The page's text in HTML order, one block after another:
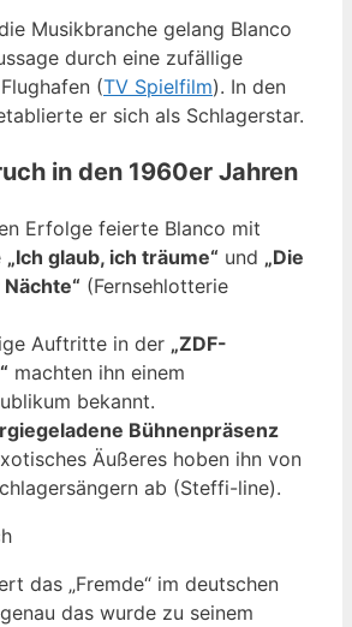
Musikbranche gelang Blanco
durch eine zufällige
(TV Spielfilm). In den
er sich als Schlagerstar.
in den 1960er Jahren
Erfolge feierte Blanco mit
„Ich glaub, ich träume“ und „Die
(Fernsehlotterie
Auftritte in der „ZDF-
machten ihn einem
bekannt.
Bühnenpräsenz
Äußeres hoben ihn von
ab (Steffi-line).
das „Fremde“ im deutschen
das wurde zu seinem